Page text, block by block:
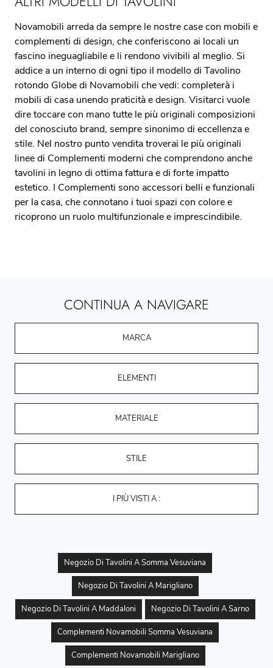
Novamobili arreda da sempre le nostre case con mobili e
complementi di design, che conferiscono ai locali un
fascino ineguagliabile e li rendono vivibili al meglio. Si
addice a un interno di ogni tipo il modello di Tavolino
rotondo Globe di Novamobili che vedi: completerà i
mobili di casa unendo praticità e design. Visitarci vuole
dire toccare con mano tutte le più originali composizioni
del conosciuto brand, sempre sinonimo di eccellenza e
stile. Nel nostro punto vendita troverai le più originali
linee di Complementi moderni che comprendono anche
tavolini in legno di ottima fattura e di forte impatto
estetico. I Complementi sono accessori belli e funzionali
per la casa, che connotano i tuoi spazi con colore e
ricoprono un ruolo multifunzionale e imprescindibile.
CONTINUA A NAVIGARE
MARCA
ELEMENTI
MATERIALE
STILE
I PIÙ VISTI A :
Negozio Di Tavolini A Somma Vesuviana
Negozio Di Tavolini A Marigliano
Negozio Di Tavolini A Maddaloni Negozio Di Tavolini A Sarno
Complementi Novamobili Somma Vesuviana
Complementi Novamobili Marigliano